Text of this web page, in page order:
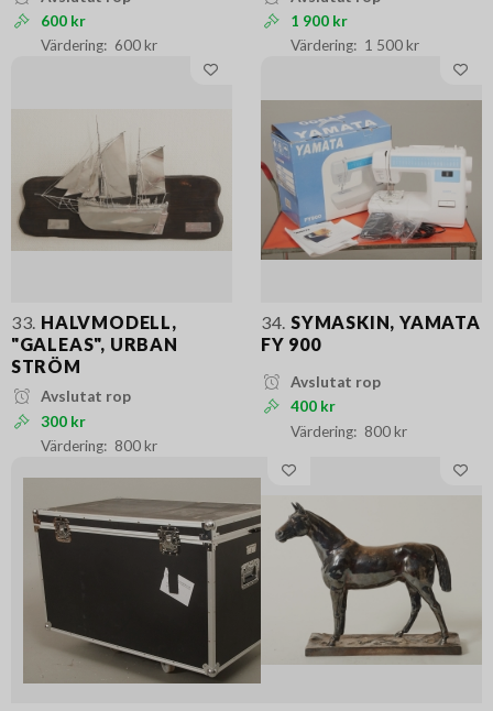
600 kr
600 kr
1 900 kr
1 500 kr
33. HALVMODELL,
"GALEAS", URBAN
STRÖM
Avslutat rop
300 kr
800 kr
34. SYMASKIN, YAMATA
FY 900
Avslutat rop
400 kr
800 kr